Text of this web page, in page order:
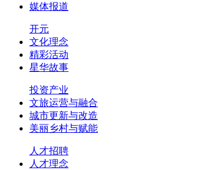
媒体报道
开元
文化理念
精彩活动
星华故事
投资产业
文旅运营与融合
城市更新与改造
美丽乡村与赋能
人才招聘
人才理念